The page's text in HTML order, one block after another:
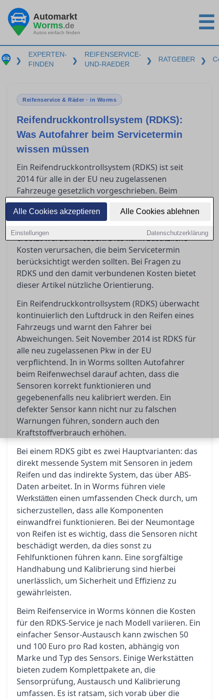
Alle Cookies akzeptieren Alle Cookies ablehnen
Einstellungen Datenschutzerklärung
Automarkt
Worms.de
Autos einfach finden ☰
❯
EXPERTEN-
FINDEN
❯
REIFENSERVICE-
UND-RAEDER
❯ RATGEBER ❯
Reifenservice & Räder · in Worms
Reifendruckkontrollsystem (RDKS):
Was Autofahrer beim Servicetermin
wissen müssen
Ein Reifendruckkontrollsystem (RDKS) ist seit
2014 für alle in der EU neu zugelassenen
Fahrzeuge gesetzlich vorgeschrieben. Beim
Reifenservicein Worms müssen Autofahrer
wissen, dass spezielle Sensoren bei der
ersetzt werden müssen. Dies kann zusätzliche
Kosten verursachen, die beim Servicetermin
berücksichtigt werden sollten. Bei Fragen zu
RDKS und den damit verbundenen Kosten bietet
dieser Artikel nützliche Orientierung.
Ein Reifendruckkontrollsystem (RDKS) überwacht
kontinuierlich den Luftdruck in den Reifen eines
Fahrzeugs und warnt den Fahrer bei
Abweichungen. Seit November 2014 ist RDKS für
alle neu zugelassenen Pkw in der EU
verpflichtend. In in Worms sollten Autofahrer
beim Reifenwechsel darauf achten, dass die
Sensoren korrekt funktionieren und
gegebenenfalls neu kalibriert werden. Ein
defekter Sensor kann nicht nur zu falschen
Warnungen führen, sondern auch den
Kraftstoffverbrauch erhöhen.
Bei einem RDKS gibt es zwei Hauptvarianten: das
direkt messende System mit Sensoren in jedem
Reifen und das indirekte System, das über ABS-
Daten arbeitet. In in Worms führen viele
Werkstätten einen umfassenden Check durch, um
sicherzustellen, dass alle Komponenten
einwandfrei funktionieren. Bei der Neumontage
von Reifen ist es wichtig, dass die Sensoren nicht
beschädigt werden, da dies sonst zu
Fehlfunktionen führen kann. Eine sorgfältige
Handhabung und Kalibrierung sind hierbei
unerlässlich, um Sicherheit und Effizienz zu
gewährleisten.
Beim Reifenservice in Worms können die Kosten
für den RDKS-Service je nach Modell variieren. Ein
einfacher Sensor-Austausch kann zwischen 50
und 100 Euro pro Rad kosten, abhängig von
Marke und Typ des Sensors. Einige Werkstätten
bieten zudem Komplettpakete an, die
Sensorprüfung, Austausch und Kalibrierung
umfassen. Es ist ratsam, sich vorab über die